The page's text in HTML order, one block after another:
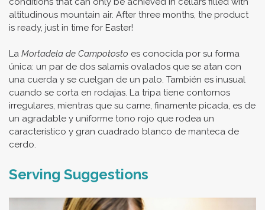
altitudinous mountain air. After three months, the product
is ready, just in time for Easter!
La Mortadela de Campotosto es conocida por su forma
única: un par de dos salamis ovalados que se atan con
una cuerda y se cuelgan de un palo. También es inusual
cuando se corta en rodajas. La tripa tiene contornos
irregulares, mientras que su carne, finamente picada, es de
un agradable y uniforme tono rojo que rodea un
característico y gran cuadrado blanco de manteca de
cerdo.
Serving Suggestions